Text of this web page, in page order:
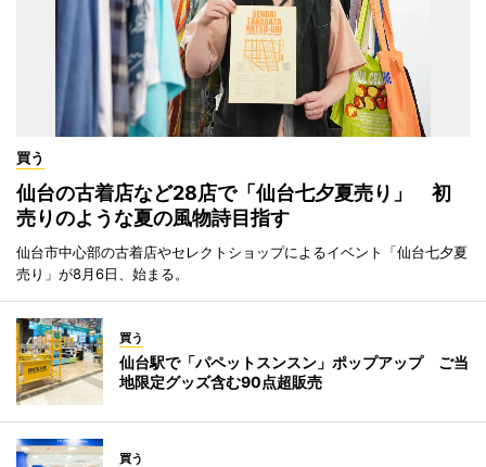
買う
仙台の古着店など28店で「仙台七夕夏売り」 初
売りのような夏の風物詩目指す
仙台市中心部の古着店やセレクトショップによるイベント「仙台七夕夏
売り」が8月6日、始まる。
買う
仙台駅で「パペットスンスン」ポップアップ ご当
地限定グッズ含む90点超販売
買う